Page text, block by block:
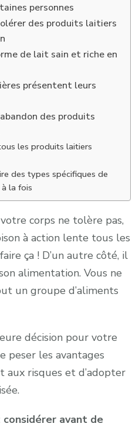
personnes
des produits laitiers
de lait sain et riche en
présentent leurs
des produits
les produits laitiers
des types spécifiques de
la fois
corps ne tolère pas,
à action lente tous les
ça ! D’un autre côté, il
alimentation. Vous ne
un groupe d’aliments
décision pour votre
peser les avantages
risques et d’adopter
considérer avant de